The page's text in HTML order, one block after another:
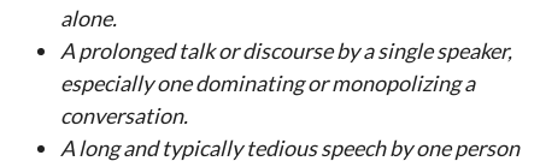
alone.
A prolonged talk or discourse by a single speaker,
especially one dominating or monopolizing a
conversation.
A long and typically tedious speech by one person